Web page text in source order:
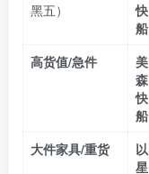
黑五）
快
船
高货值/急件
美
森
快
船
大件家具/重货
以
星